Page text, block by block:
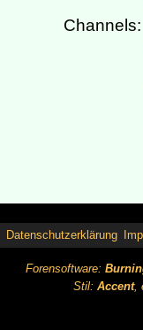
Datenschutzerklärung
Forensoftware:
Stil: Accent,